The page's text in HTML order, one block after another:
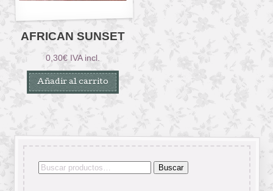
AFRICAN SUNSET
0,30€ IVA incl.
Añadir al carrito
Buscar
Buscar